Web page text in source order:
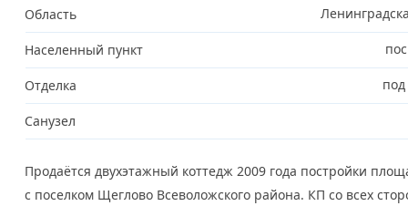
Область
Населенный пункт
Отделка
Санузел
Продаётся двухэтажный коттедж 2009 года постройки
с поселком Щеглово Всеволожского района. КП со всех